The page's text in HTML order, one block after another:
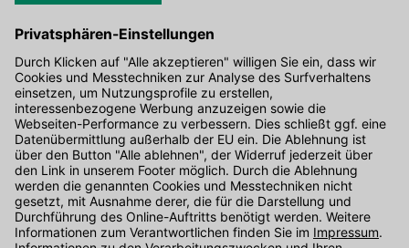
Hier gibt's die kostenlose App
Kontakt
Unser Onlineshop Team ist montags bis freitags von 08:00 - 17:00
Uhr unter der Telefonnummer07071 / 151-151für Sie erreichbar.
Alternativ können Sie unser Kontaktformular nutzen.